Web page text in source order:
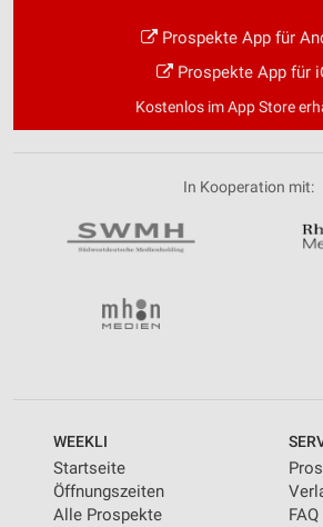
Prospekte App für
Prospekte App für
Kostenlos im App Store
In Kooperation mit:
WEEKLI
Startseite
Öffnungszeiten
Alle Prospekte
FAQ